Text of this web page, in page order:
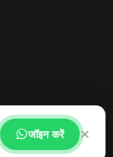
जॉइन करें ✕